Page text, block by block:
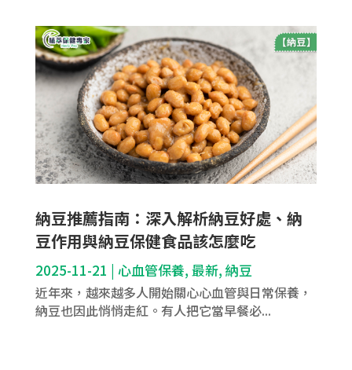
納豆推薦指南：深入解析納豆好處、納
豆作用與納豆保健食品該怎麼吃
2025-11-21 | 心血管保養, 最新, 納豆
近年來，越來越多人開始關心心血管與日常保養，
納豆也因此悄悄走紅。有人把它當早餐必...